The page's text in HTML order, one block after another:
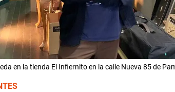
en la tienda El Infiernito en la calle Nueva 85 de